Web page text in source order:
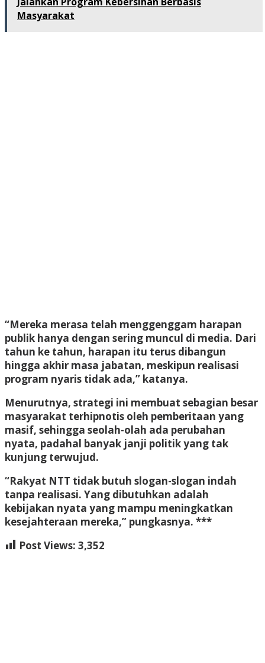
Masyarakat
“Mereka merasa telah menggenggam harapan
publik hanya dengan sering muncul di media. Dari
tahun ke tahun, harapan itu terus dibangun
hingga akhir masa jabatan, meskipun realisasi
program nyaris tidak ada,” katanya.
Menurutnya, strategi ini membuat sebagian besar
masyarakat terhipnotis oleh pemberitaan yang
masif, sehingga seolah-olah ada perubahan
nyata, padahal banyak janji politik yang tak
kunjung terwujud.
“Rakyat NTT tidak butuh slogan-slogan indah
tanpa realisasi. Yang dibutuhkan adalah
kebijakan nyata yang mampu meningkatkan
kesejahteraan mereka,” pungkasnya. ***
Post Views: 3,352